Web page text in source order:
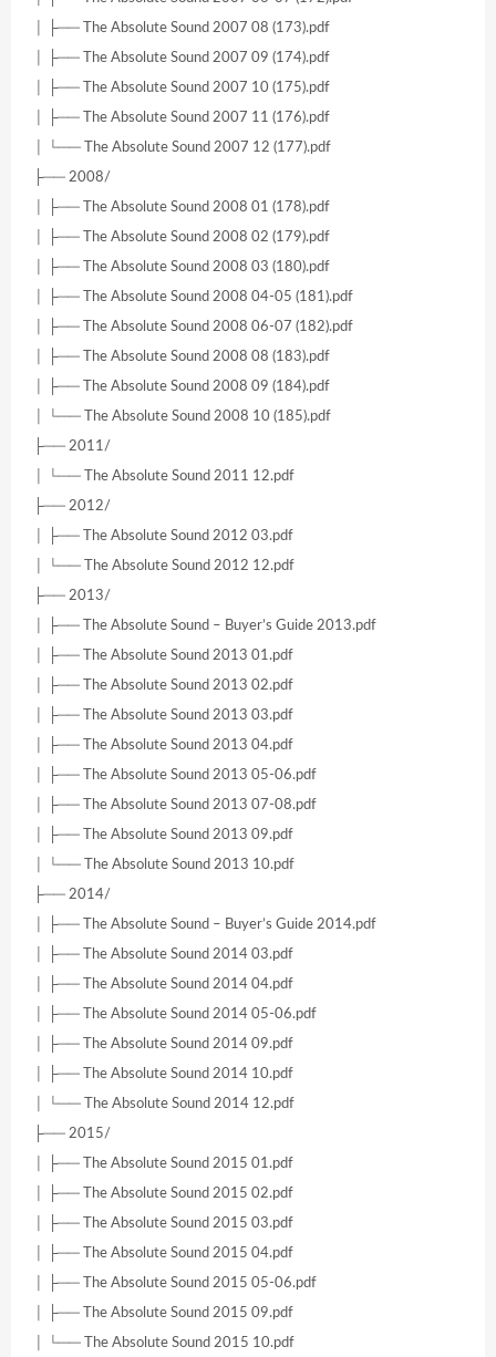
│ ├── The Absolute Sound 2007 08 (173).pdf
│ ├── The Absolute Sound 2007 09 (174).pdf
│ ├── The Absolute Sound 2007 10 (175).pdf
│ ├── The Absolute Sound 2007 11 (176).pdf
│ └── The Absolute Sound 2007 12 (177).pdf
├── 2008/
│ ├── The Absolute Sound 2008 01 (178).pdf
│ ├── The Absolute Sound 2008 02 (179).pdf
│ ├── The Absolute Sound 2008 03 (180).pdf
│ ├── The Absolute Sound 2008 04-05 (181).pdf
│ ├── The Absolute Sound 2008 06-07 (182).pdf
│ ├── The Absolute Sound 2008 08 (183).pdf
│ ├── The Absolute Sound 2008 09 (184).pdf
│ └── The Absolute Sound 2008 10 (185).pdf
├── 2011/
│ └── The Absolute Sound 2011 12.pdf
├── 2012/
│ ├── The Absolute Sound 2012 03.pdf
│ └── The Absolute Sound 2012 12.pdf
├── 2013/
│ ├── The Absolute Sound – Buyer’s Guide 2013.pdf
│ ├── The Absolute Sound 2013 01.pdf
│ ├── The Absolute Sound 2013 02.pdf
│ ├── The Absolute Sound 2013 03.pdf
│ ├── The Absolute Sound 2013 04.pdf
│ ├── The Absolute Sound 2013 05-06.pdf
│ ├── The Absolute Sound 2013 07-08.pdf
│ ├── The Absolute Sound 2013 09.pdf
│ └── The Absolute Sound 2013 10.pdf
├── 2014/
│ ├── The Absolute Sound – Buyer’s Guide 2014.pdf
│ ├── The Absolute Sound 2014 03.pdf
│ ├── The Absolute Sound 2014 04.pdf
│ ├── The Absolute Sound 2014 05-06.pdf
│ ├── The Absolute Sound 2014 09.pdf
│ ├── The Absolute Sound 2014 10.pdf
│ └── The Absolute Sound 2014 12.pdf
├── 2015/
│ ├── The Absolute Sound 2015 01.pdf
│ ├── The Absolute Sound 2015 02.pdf
│ ├── The Absolute Sound 2015 03.pdf
│ ├── The Absolute Sound 2015 04.pdf
│ ├── The Absolute Sound 2015 05-06.pdf
│ ├── The Absolute Sound 2015 09.pdf
│ └── The Absolute Sound 2015 10.pdf